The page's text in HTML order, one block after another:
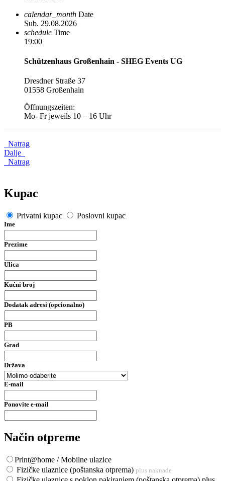
calendar_month Date
Sub. 29.08.2026
schedule Time
19:00
Schützenhaus Großenhain - SHEG Events UG
Dresdner Straße 37
01558 Großenhain
Öffnungszeiten:
Mo- Fr jeweils 10 – 16 Uhr
Natrag
Dalje
Natrag
Kupac
Privatni kupac Poslovni kupac
Ime
Prezime
Ulica
Kućni broj
Dodatak adresi (opcionalno)
PB
Grad
Država
E-mail
Ponovite e-mail
Način otpreme
Print@home / Mobilne ulazice
Fizičke ulaznice (poštanska otprema) plus naknade